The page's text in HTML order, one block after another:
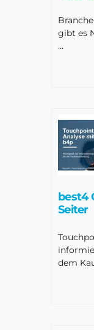
gibt es
…
best4
Seiter
dem